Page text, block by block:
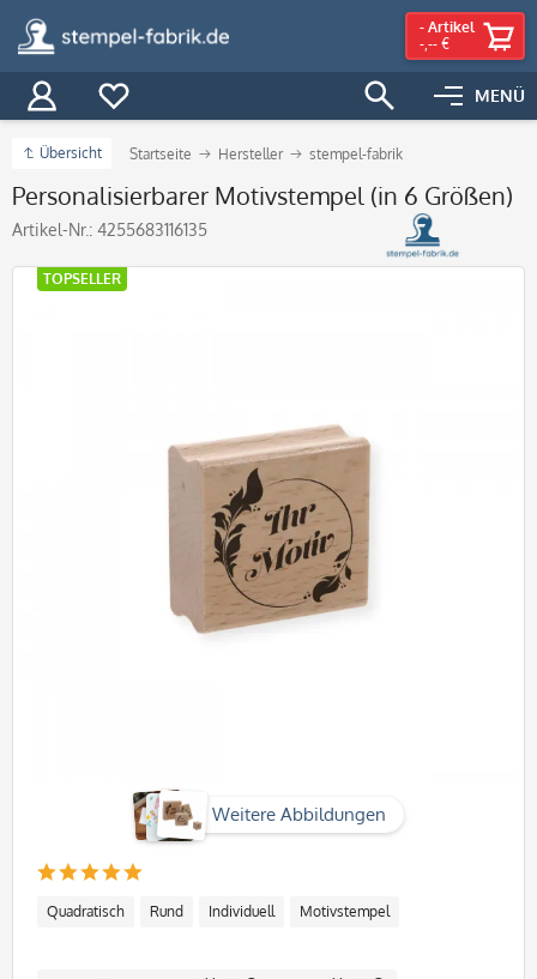
MENÜ
- Artikel
-,-- €
Übersicht Startseite Hersteller stempel-fabrik
Personalisierbarer Motivstempel (in 6 Größen)
Artikel-Nr.: 4255683116135
Weitere Abbildungen
TOPSELLER
Quadratisch Rund Individuell Motivstempel